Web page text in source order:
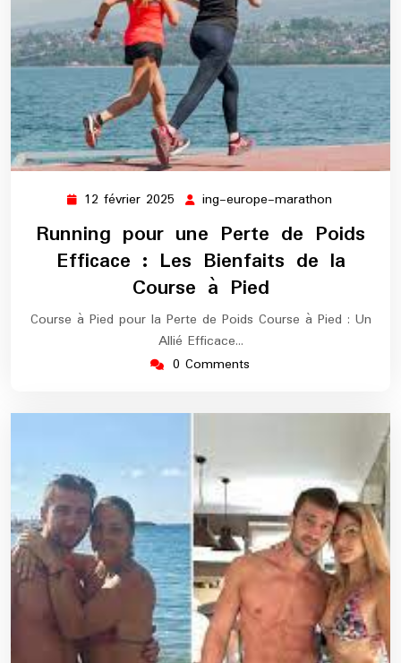
12 février 2025 12
2025
ing-europe-marathon
europe-
marathon
Running pour une Perte de Poids
Efficace : Les Bienfaits de la
Course à Pied
Course à Pied pour la Perte de Poids Course à Pied : Un
Allié Efficace…
0 Comments